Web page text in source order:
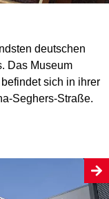
deutschen
Das Museum
sich in ihrer
Seghers-Straße.